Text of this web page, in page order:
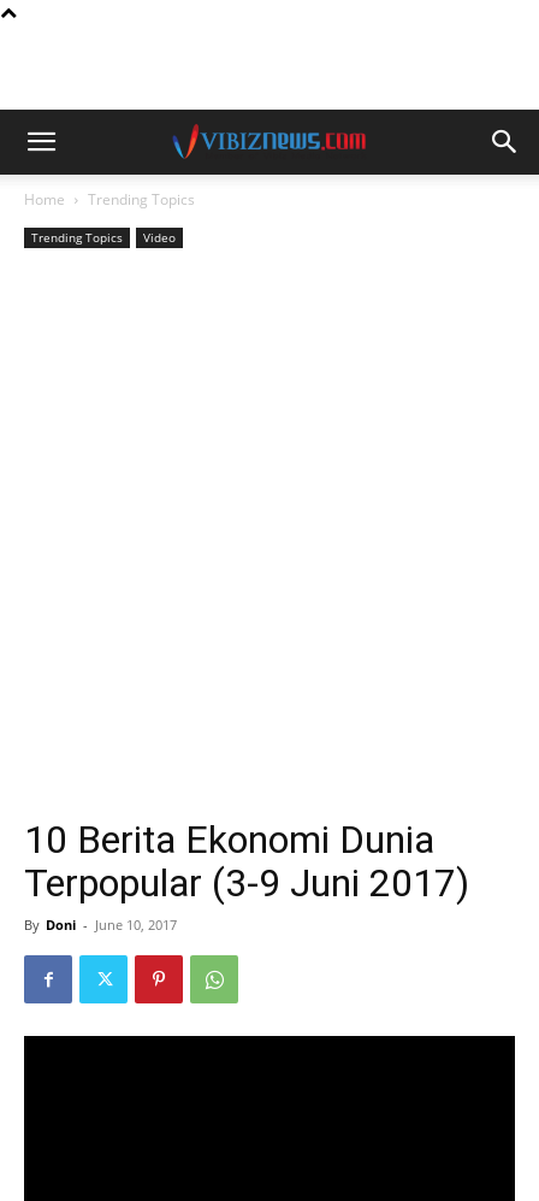
Home Trending Topics
Trending Topics Video
10 Berita Ekonomi Dunia
Terpopular (3-9 Juni 2017)
By Doni - June 10, 2017